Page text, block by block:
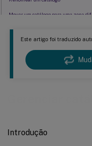
Este artigo foi traduzido
Introdução
Mover um catálogo para uma zona
Excluir um catálogo
Gerenciar contas de computador
Atualizar um catálogo